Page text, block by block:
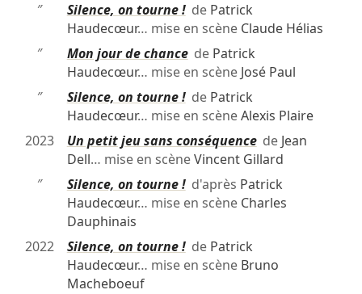
″
Silence, on tourne !de Patrick
Haudecœur… mise en scène Claude Hélias
″
Mon jour de chancede Patrick
Haudecœur… mise en scène José Paul
″
Silence, on tourne !de Patrick
Haudecœur… mise en scèneAlexis Plaire
2023
Un petit jeu sans conséquencede Jean
Dell… mise en scèneVincent Gillard
″
Silence, on tourne !d'après Patrick
Haudecœur… mise en scène Charles
Dauphinais
2022
Silence, on tourne !de Patrick
Haudecœur… mise en scène Bruno
Macheboeuf